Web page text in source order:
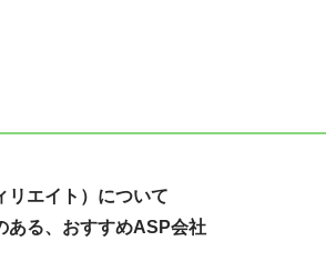
リエイト）について
ある、おすすめASP会社